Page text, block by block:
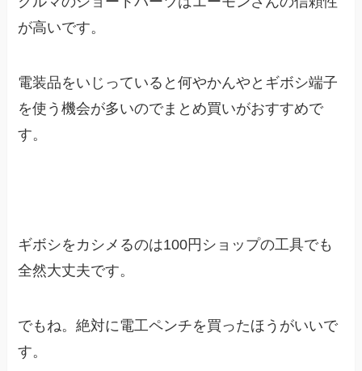
が高いです。
電装品をいじっていると何やかんやとギボシ端子
を使う機会が多いのでまとめ買いがおすすめで
す。
ギボシをカシメるのは100円ショップの工具でも
全然大丈夫です。
でもね。絶対に電工ペンチを買ったほうがいいで
す。